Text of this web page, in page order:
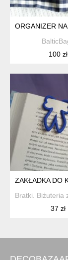
ORGANIZER
100 zł
ZAKŁADKA DO
Bratki. Biżuteria
37 zł